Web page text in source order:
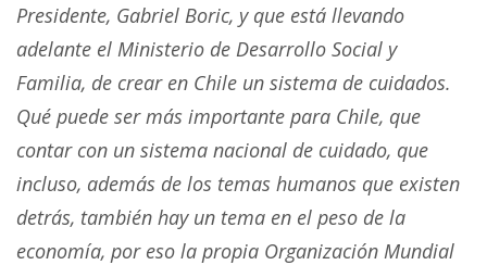
Presidente, Gabriel Boric, y que está llevando
adelante el Ministerio de Desarrollo Social y
Familia, de crear en Chile un sistema de cuidados.
Qué puede ser más importante para Chile, que
contar con un sistema nacional de cuidado, que
incluso, además de los temas humanos que existen
detrás, también hay un tema en el peso de la
economía, por eso la propia Organización Mundial